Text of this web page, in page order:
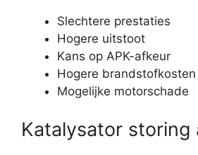
Slechtere prestaties
Hogere uitstoot
Kans op APK-afkeur
Hogere brandstofkosten
Mogelijke motorschade
Katalysator storing